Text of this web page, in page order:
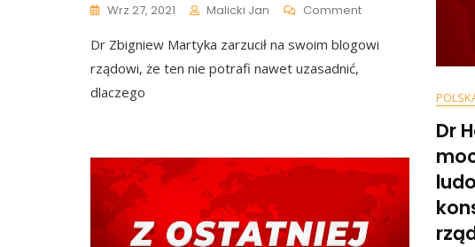
Wrz 27, 2021 Malicki Jan CommentOn
Martyka
Uzasadniających
Obostrzenia
Dr Zbigniew Martyka zarzucił na swoim blogowi
rządowi, że ten nie potrafi nawet uzasadnić,
dlaczego
Dr